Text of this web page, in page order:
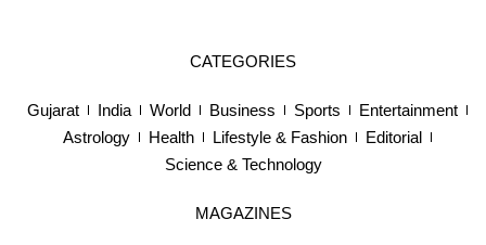
CATEGORIES
Gujarat India World Business Sports
Entertainment
Astrology
Health Lifestyle & Fashion
Editorial
Science & Technology
MAGAZINES